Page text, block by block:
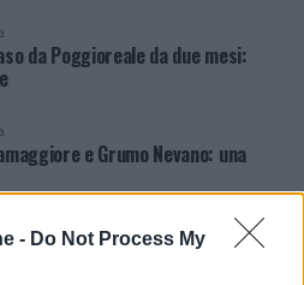
- Do Not Process My
da Poggioreale da due mesi:
e Grumo Nevano: una
estivi da potenziare entro il